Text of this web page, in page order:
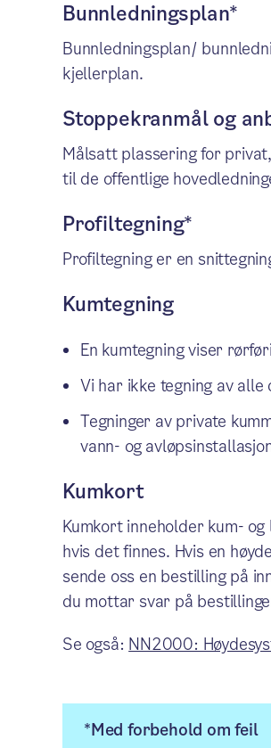
Bunnledningsplan*
Bunnledningsplan/
kjellerplan.
Stoppekranmål og
Målsatt plassering for
til de offentlige
Profiltegning*
Profiltegning er en
Kumtegning
En kumtegning viser
Vi har ikke tegning av alle
Tegninger av private
vann- og
Kumkort
Kumkort inneholder kum-
hvis det finnes. Hvis en
sende oss en bestilling på
du mottar svar på
Se også: NN2000:
*Med forbehold om feil